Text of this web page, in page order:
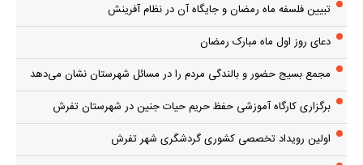
تبیین فلسفه ماه رمضان و جایگاه آن در نظام آفرینش
دعای روز اول ماه مبارک رمضان
مجمع بسیج حضور و بالندگی مردم را در مسائل شهرستان نشان می‌دهد
برگزاری کارگاه آموزشی حفظ حریم حیات جنین در شهرستان تفرش
اولین رویداد تخصصی کشوری گردشگری شهر تفرش